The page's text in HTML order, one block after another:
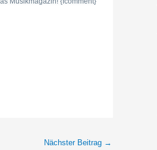
Nächster Beitrag →